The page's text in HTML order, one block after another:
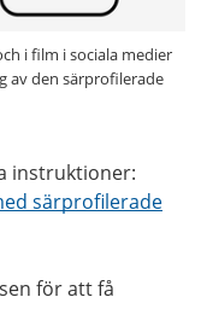
i film i sociala medier
av den särprofilerade
instruktioner:
särprofilerade
för att få